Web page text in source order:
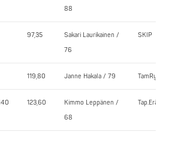
88
97,35
Sakari Laurikainen /
76
SKIP
119,80 Janne Hakala / 79 TamRy
123,60
Kimmo Leppänen /
68
Tap.Erä